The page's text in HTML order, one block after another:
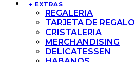
+ EXTRAS
REGALERIA
TARJETA DE REGALO
CRISTALERIA
MERCHANDISING
DELICATESSEN